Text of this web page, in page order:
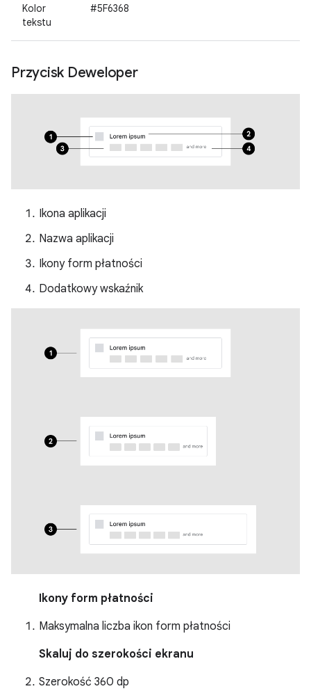
Kolor
tekstu
#5F6368
Przycisk Deweloper
Ikona aplikacji
Nazwa aplikacji
Ikony form płatności
Dodatkowy wskaźnik
Ikony form płatności
Maksymalna liczba ikon form płatności
Skaluj do szerokości ekranu
Szerokość 360 dp